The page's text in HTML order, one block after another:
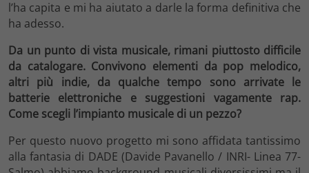
l’ha capita e mi ha aiutato a darle la forma definitiva che
ha adesso.
Da un punto di vista musicale, rimani piuttosto difficile
da catalogare. Convivono elementi da pop melodico,
altri più indie, da qualche tempo sono arrivate le
batterie elettroniche e suggestioni vagamente rap.
Come scegli l’impianto musicale di un pezzo?
Per questo nuovo progetto mi sono affidata tantissimo
alla fantasia di DADE (Davide Pavanello / INRI- Linea 77-